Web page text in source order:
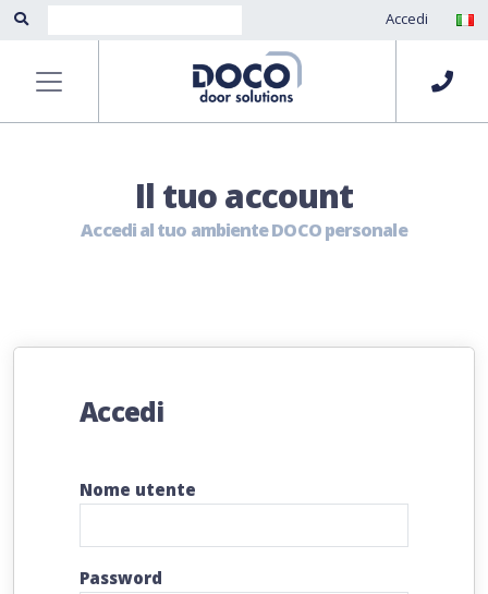
Accedi
Il tuo account
Accedi al tuo ambiente DOCO personale
Accedi
Nome utente
Password